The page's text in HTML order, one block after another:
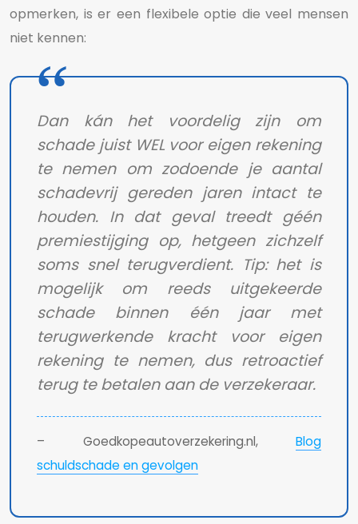
opmerken, is er een flexibele optie die veel mensen
niet kennen:
Dan kán het voordelig zijn om
schade juist WEL voor eigen rekening
te nemen om zodoende je aantal
schadevrij gereden jaren intact te
houden. In dat geval treedt géén
premiestijging op, hetgeen zichzelf
soms snel terugverdient. Tip: het is
mogelijk om reeds uitgekeerde
schade binnen één jaar met
terugwerkende kracht voor eigen
rekening te nemen, dus retroactief
terug te betalen aan de verzekeraar.
– Goedkopeautoverzekering.nl, Blog
schuldschade en gevolgen